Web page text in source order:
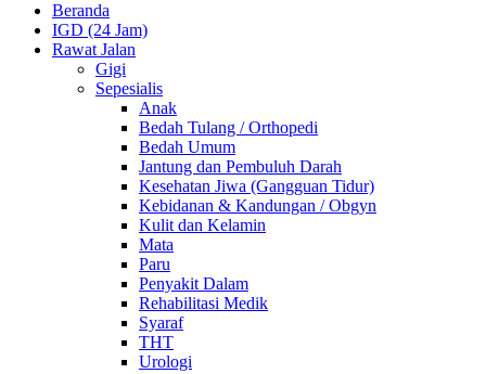
Beranda
IGD (24 Jam)
Rawat Jalan
Gigi
Sepesialis
Anak
Bedah Tulang / Orthopedi
Bedah Umum
Jantung dan Pembuluh Darah
Kesehatan Jiwa (Gangguan Tidur)
Kebidanan & Kandungan / Obgyn
Kulit dan Kelamin
Mata
Paru
Penyakit Dalam
Rehabilitasi Medik
Syaraf
THT
Urologi